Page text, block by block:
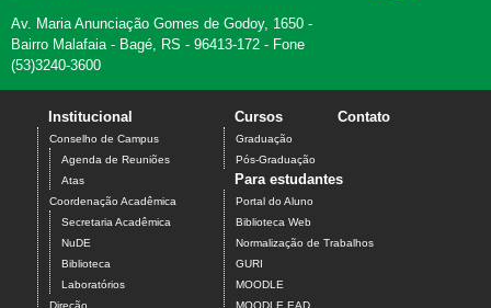
Av. Maria Anunciação Gomes de Godoy, 1650 -
Bairro Malafaia - Bagé, RS - 96413-172 - Fone
(53)3240-3600
Institucional
Conselho de Campus
Agenda de Reuniões
Atas
Coordenação Acadêmica
Secretaria Acadêmica
NuDE
Biblioteca
Laboratórios
Cursos
Graduação
Pós-Graduação
Contato
Para estudantes
Portal do Aluno
Biblioteca Web
Normalização de Trabalhos
GURI
MOODLE